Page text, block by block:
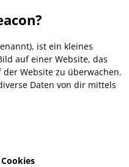
ist ein kleines
auf einer Website, das
Website zu überwachen.
Daten von dir mittels